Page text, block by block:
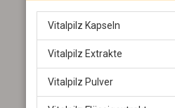
Vitalpilz Kapseln
Vitalpilz Extrakte
Vitalpilz Pulver